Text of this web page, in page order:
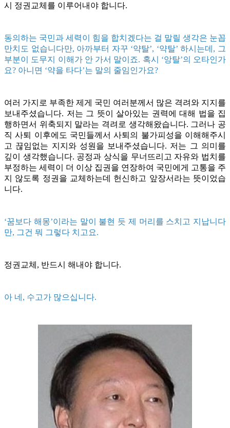
시 정권교체를 이루어내야 합니다.
동의하는 국민과 세력이 힘을 합치겠다는 걸 말릴 생각은 눈꼽
만치도 없습니다만, 아까부터 자꾸 ‘약탈’, ‘약탈’ 하시는데, 그
부분이 도무지 이해가 안 가서 말이죠. 혹시 ‘앙탈’의 오타인가
요? 아니면 ‘약을 타다’는 말의 줄임인가요?
여러 가지로 부족한 제게 국민 여러분께서 많은 격려와 지지를
보내주셨습니다. 저는 그 뜻이 살아있는 권력에 대해 법을 집
행하면서 위축되지 말라는 격려로 생각해왔습니다. 그러나 공
직 사퇴 이후에도 국민들께서 사퇴의 불가피성을 이해해주시
고 끊임없는 지지와 성원을 보내주셨습니다. 저는 그 의미를
깊이 생각했습니다. 공정과 상식을 무너뜨리고 자유와 법치를
부정하는 세력이 더 이상 집권을 연장하여 국민에게 고통을 주
지 않도록 정권을 교체하는데 헌신하고 앞장서라는 뜻이었습
니다.
‘꿈보다 해몽’이라는 말이 불현 듯 제 머리를 스치고 지납니다
만, 그건 뭐 그렇다 치고요.
정권교체, 반드시 해내야 합니다.
아 네, 수고가 많으십니다.